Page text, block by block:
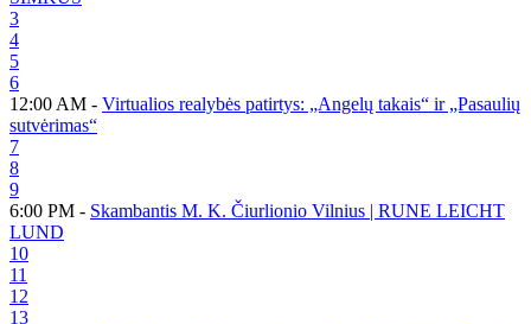
3
4
5
6
12:00 AM - Virtualios realybės patirtys: „Angelų takais“ ir „Pasaulių
sutvėrimas“
7
8
9
6:00 PM - Skambantis M. K. Čiurlionio Vilnius | RUNE LEICHT
LUND
10
11
12
13